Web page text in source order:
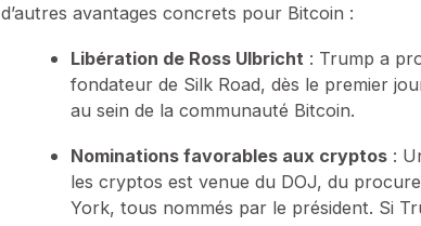
d’autres avantages concrets pour Bitcoin :
Libération de Ross Ulbricht : Trump a
fondateur de Silk Road, dès le premier
au sein de la communauté Bitcoin.
Nominations favorables aux cryptos :
les cryptos est venue du DOJ, du
York, tous nommés par le président. Si